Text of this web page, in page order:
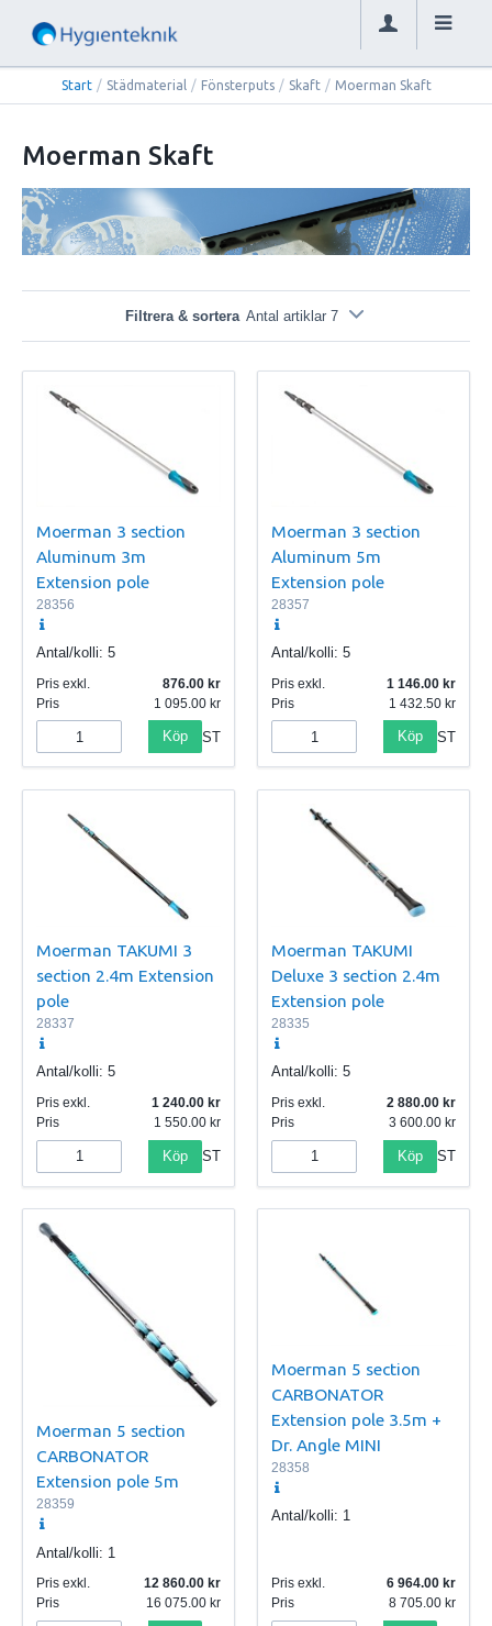
Start / Städmaterial / Fönsterputs / Skaft / Moerman Skaft
Moerman Skaft
Filtrera & sortera Antal artiklar 7
Moerman 3 section
Aluminum 3m
Extension pole
28356
Antal/kolli: 5
Pris exkl.
876.00
Pris
1 095.00
Köp ST
Moerman 3 section
Aluminum 5m
Extension pole
28357
Antal/kolli: 5
Pris exkl.
1 146.00
Pris
1 432.50
Köp ST
Moerman TAKUMI 3
section 2.4m Extension
pole
28337
Antal/kolli: 5
Pris exkl.
1 240.00
Pris
1 550.00
Köp ST
Moerman TAKUMI
Deluxe 3 section 2.4m
Extension pole
28335
Antal/kolli: 5
Pris exkl.
2 880.00
Pris
3 600.00
Köp ST
Moerman 5 section
CARBONATOR
Extension pole 5m
28359
Antal/kolli: 1
Pris exkl.
12 860.00
Pris
16 075.00
Moerman 5 section
CARBONATOR
Extension pole 3.5m +
Dr. Angle MINI
28358
Antal/kolli: 1
Pris exkl.
6 964.00
Pris
8 705.00